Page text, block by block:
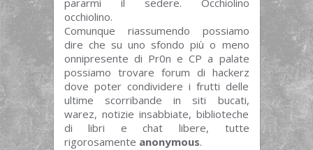
pararmi il sedere. Occhiolino
occhiolino.
Comunque riassumendo possiamo
dire che su uno sfondo più o meno
onnipresente di Pr0n e CP a palate
possiamo trovare forum di hackerz
dove poter condividere i frutti delle
ultime scorribande in siti bucati,
warez, notizie insabbiate, biblioteche
di libri e chat libere, tutte
rigorosamente anonymous.